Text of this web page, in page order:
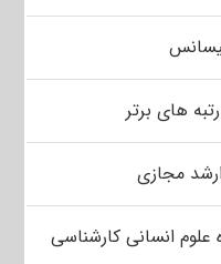
های برتر
مجازی
علوم انسانی کارشناسی